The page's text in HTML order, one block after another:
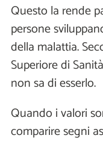
Questo la rende
persone
della malattia.
Superiore di
non sa di esserlo.
Quando i valori
comparire segni